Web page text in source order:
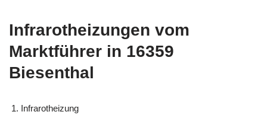
Infrarotheizungen vom
Marktführer in 16359
Biesenthal
Infrarotheizung